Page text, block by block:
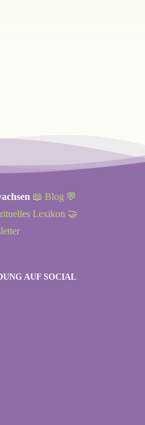
📖 Blog 💬
Lexikon 🤝
AUF SOCIAL